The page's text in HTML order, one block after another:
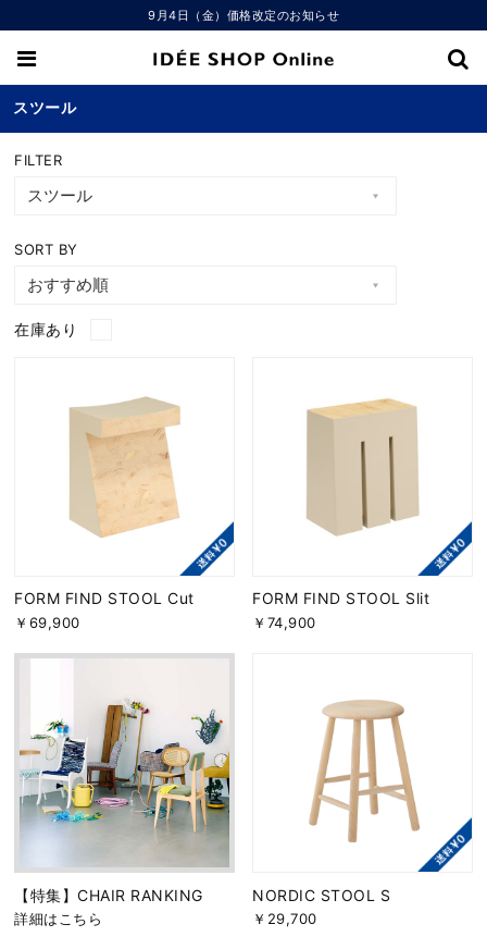
9月4日（金）価格改定のお知らせ
スツール
FILTER
SORT BY
在庫あり
FORM FIND STOOL Cut
￥69,900
FORM FIND STOOL Slit
￥74,900
【特集】CHAIR RANKING
詳細はこちら
NORDIC STOOL S
￥29,700